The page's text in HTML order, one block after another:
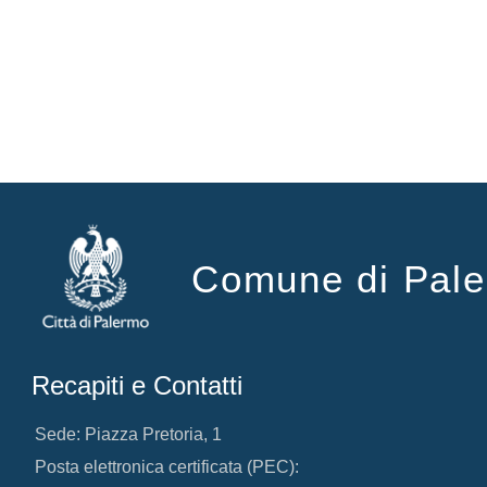
Comune di
Recapiti e Contatti
Sede: Piazza Pretoria, 1
Posta elettronica certificata (PEC):